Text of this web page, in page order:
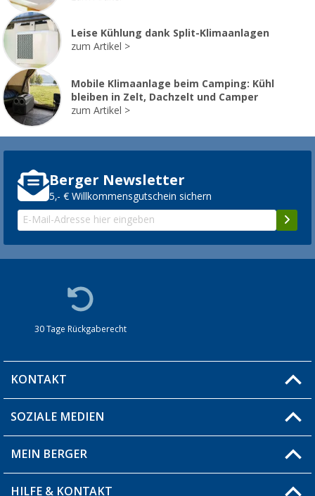
Leise Kühlung dank Split-Klimaanlagen
zum Artikel
Mobile Klimaanlage beim Camping: Kühl
bleiben in Zelt, Dachzelt und Camper
zum Artikel
Berger Newsletter
5,- € Willkommensgutschein sichern
30 Tage Rückgaberecht
KONTAKT
Du hast eine Frage?
Filiale finden
SOZIALE MEDIEN
MEIN BERGER
Blog
HILFE & KONTAKT